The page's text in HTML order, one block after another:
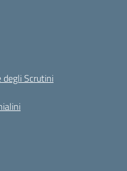
degli Scrutini